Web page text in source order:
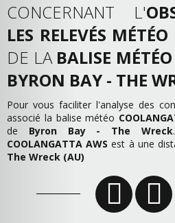
CONCERNANT L'
LES RELEVÉS
DE LA BALISE MÉTÉO
BYRON BAY - THE
Pour vous faciliter l'analyse des
associé la balise météo
de Byron Bay - The Wreck
COOLANGATTA AWS est à une
The Wreck (AU)